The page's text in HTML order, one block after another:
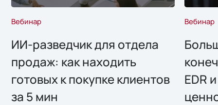
Вебинар
ИИ-разведчик для отдела
продаж: как находить
готовых к покупке клиентов
за 5 мин
Вебинар
EDR